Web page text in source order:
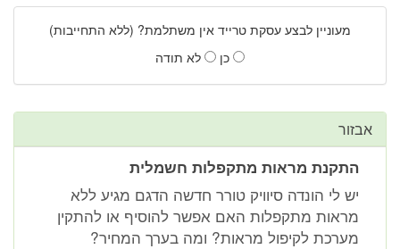
מעוניין לבצע עסקת טרייד אין משתלמת? (ללא התחייבות)
כן
לא תודה
אבזור
התקנת מראות מתקפלות חשמלית
יש לי הונדה סיוויק טורר חדשה הדגם מגיע ללא
מראות מתקפלות האם אפשר להוסיף או להתקין
מערכת לקיפול מראות? ומה בערך המחיר?